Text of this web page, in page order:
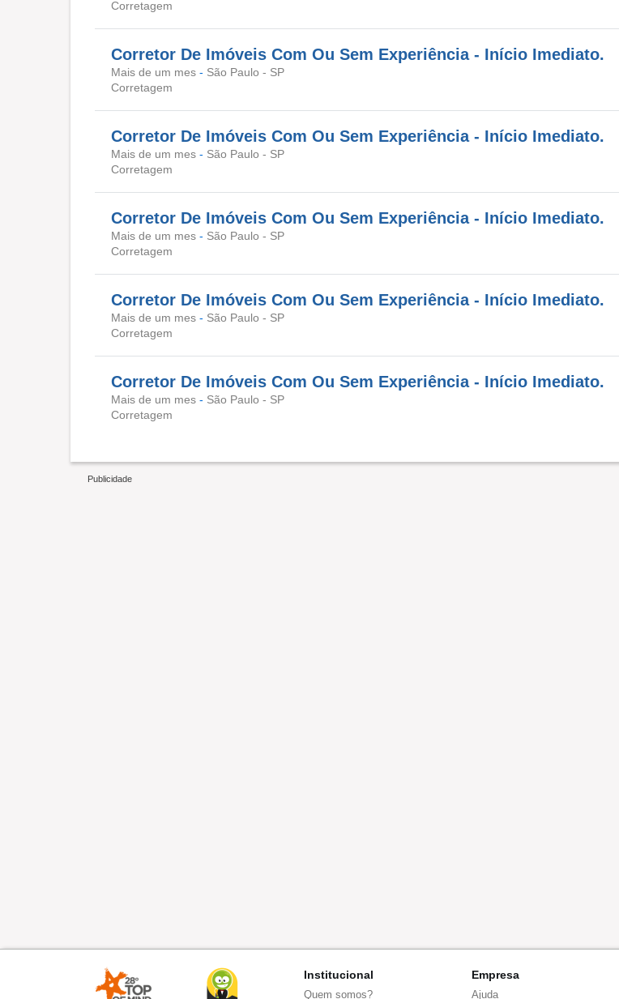
Corretagem
Corretor De Imóveis Com Ou Sem Experiência - Início Imediato.
Mais de um mes - São Paulo - SP
Corretagem
Corretor De Imóveis Com Ou Sem Experiência - Início Imediato.
Mais de um mes - São Paulo - SP
Corretagem
Corretor De Imóveis Com Ou Sem Experiência - Início Imediato.
Mais de um mes - São Paulo - SP
Corretagem
Corretor De Imóveis Com Ou Sem Experiência - Início Imediato.
Mais de um mes - São Paulo - SP
Corretagem
Corretor De Imóveis Com Ou Sem Experiência - Início Imediato.
Mais de um mes - São Paulo - SP
Corretagem
Institucional
Quem somos?
Empresa
Ajuda